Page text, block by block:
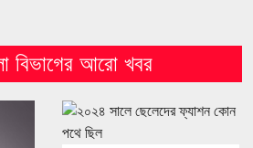
বিভাগের আরো খবর